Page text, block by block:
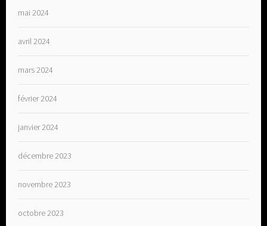
mai 2024
avril 2024
mars 2024
février 2024
janvier 2024
décembre 2023
novembre 2023
octobre 2023